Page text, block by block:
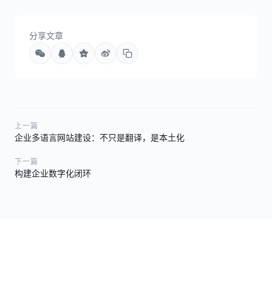
分享文章
上一篇
企业多语言网站建设：不只是翻译，是本土化
下一篇
构建企业数字化闭环